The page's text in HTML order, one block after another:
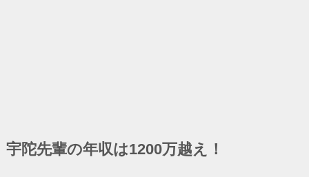
宇陀先輩の年収は1200万越え！